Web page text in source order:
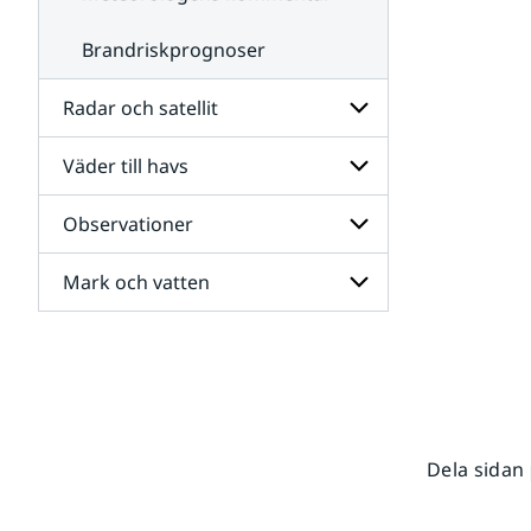
Brandriskprognoser
Radar och satellit
Undersidor
för
Radar
och
satellit
Väder till havs
Undersidor
för
Väder
till
havs
Observationer
Undersidor
för
Mark och vatten
Dela sidan